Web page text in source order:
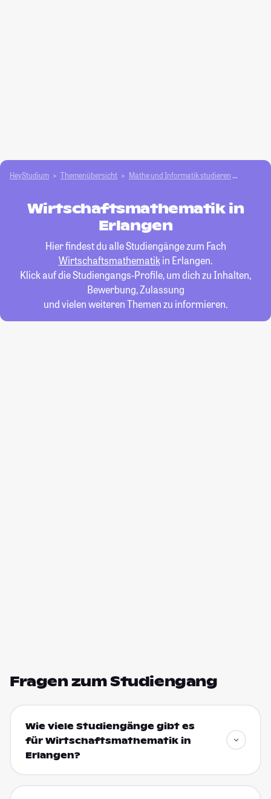
HeyStudium Themenübersicht Mathe und Informatik studieren
Wirtschaftsmathematik in
Erlangen
Hier findest du alle Studiengänge zum Fach
Wirtschaftsmathematikin Erlangen.
Klick auf die Studiengangs-Profile, um dich zu Inhalten,
Bewerbung, Zulassung
und vielen weiteren Themen zu informieren.
Fragen zum Studiengang
Wie viele Studiengänge gibt es
für Wirtschaftsmathematik in
Erlangen?